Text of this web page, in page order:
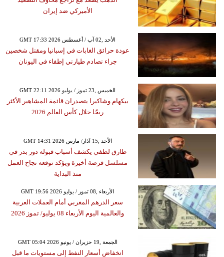
الأميركي ضد إيران
GMT 17:33 2026 الأحد ,02 آب / أغسطس
عودة حرائق الغابات في إسبانيا ومقتل شخصين
جراء تصادم طيارتي إطفاء في اليونان
GMT 22:11 2026 الخميس ,23 تموز / يوليو
بيكهام وشاكيرا يتصدران قائمة المشاهير الأكثر
ربحًا خلال كأس العالم 2026
GMT 14:31 2026 الأحد ,15 آذار/ مارس
طارق لطفي يكشف أسباب قبوله دور بدر في
مسلسل فرصة أخيرة ويؤكد توقعه نجاح العمل
منذ البداية
GMT 19:56 2026 الأربعاء ,08 تموز / يوليو
سعر الدرهم المغربي أمام العملات العربية
والعالمية اليوم الأربعاء 08 يوليو/ تموز 2026
GMT 05:04 2026 الجمعة ,19 حزيران / يونيو
انخفاض أسعار النفط إلى مستويات ما قبل